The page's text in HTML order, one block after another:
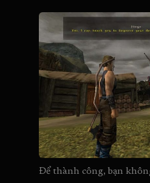
Để thành công, bạn